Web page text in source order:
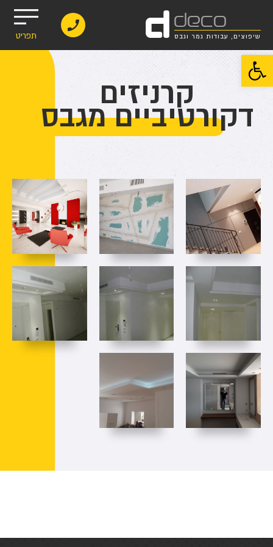
פתח סרגל נגישות
deco
d שיפוצים, עבודות גמר וגבס תפריט
קרניזים
דקורטיביים מגבס